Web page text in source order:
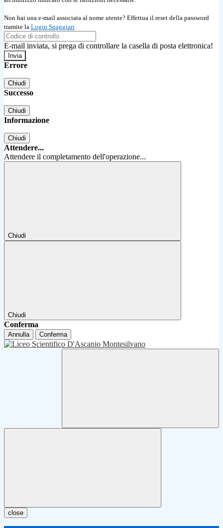
Non hai una e-mail associata al nome utente? Effettua il reset della password
tramite la Login Spaggiari
E-mail inviata, si prega di controllare la casella di posta elettronica!
Errore
Chiudi
Successo
Chiudi
Informazione
Chiudi
Attendere...
Attendere il completamento dell'operazione...
Chiudi
Chiudi
Conferma
Annulla Conferma
close